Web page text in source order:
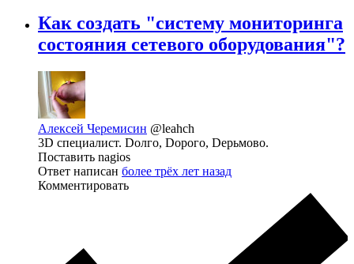
Как создать "систему мониторинга
состояния сетевого оборудования"?
Алексей Черемисин @leahch
3D специалист. Dолго, Dорого, Dерьмово.
Поставить nagios
Ответ написан более трёх лет назад
Комментировать